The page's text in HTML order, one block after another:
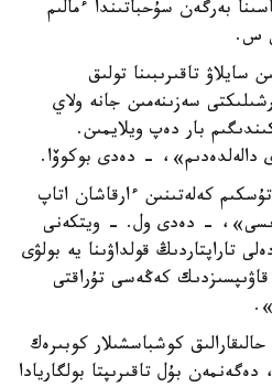
بەرگەن سۇحباتىندا ءمالىم
س س.
تاقىرىبىنا تولىق
سەزىنەمىن جانە ولاي
بار دەپ ويلايمىن.
دالەلدەدىم»، - دەدى بوكوۆا.
كەلەتىنىن ءارقاشان اتاپ
- دەدى ول. - ويتكەنى
تاراپتاردىڭ قولداۋىنا يە بولۋى
كەڭەسى تۇراقتى
كوشباسشىلار كوبىرەك
بۇل تاقىرىپتا بولگاريادا